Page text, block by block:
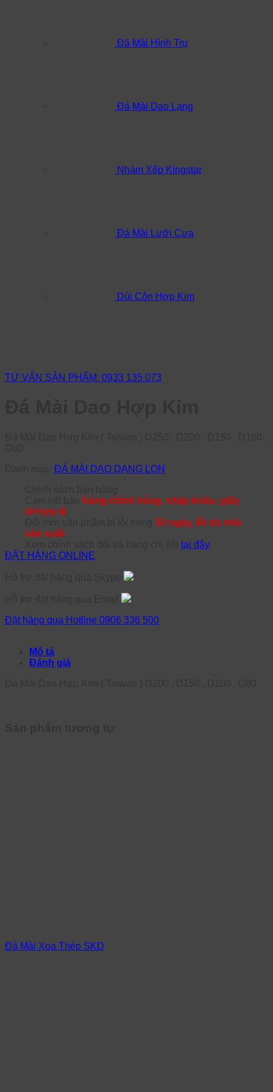
Đá Mài Hình Trụ
Đá Mài Dao Lạng
Nhám Xếp Kingstar
Đá Mài Lưỡi Cưa
Dùi Côn Hợp Kim
TƯ VẤN SẢN PHẨM: 0933 135 073
ĐÁ MÀI DAO DẠNG LON
hàng chính hãng, nhập khẩu, giấy
tờ hợp lệ
30 ngày, lỗi do nhà
sản xuất
tại đây.
ĐẶT HÀNG ONLINE
Đặt hàng qua Hotline 0906 336 500
Mô tả
Đánh giá
Đá Mài Xoa Thép SKD